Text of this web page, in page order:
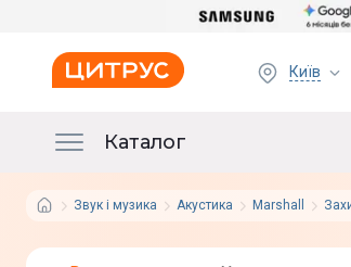
Київ
Каталог
Звук і музика Акустика Marshall